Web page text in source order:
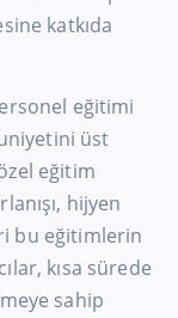
katkıda
eğitimi
üst
eğitim
hijyen
bu eğitimlerin
kısa sürede
sahip